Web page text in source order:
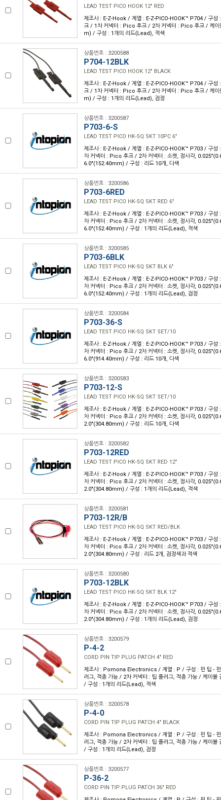
LEAD TEST PICO HOOK 12" RED
제조사 : E-Z-Hook / 계열 : E-Z-PICO-HOOK™ P704 / 구성
크 / 1차 커넥터 : Pico 후크 / 2차 커넥터 : Pico 후크 / 케
m) / 구성 : 1개의 리드(Lead), 적색
상품번호 : 3200588
P704-12BLK
LEAD TEST PICO HOOK 12" BLACK
제조사 : E-Z-Hook / 계열 : E-Z-PICO-HOOK™ P704 / 구성
크 / 1차 커넥터 : Pico 후크 / 2차 커넥터 : Pico 후크 / 케
m) / 구성 : 1개의 리드(Lead), 검정
상품번호 : 3200587
P703-6-S
LEAD TEST PICO HK-SQ SKT 10PC 6"
제조사 : E-Z-Hook / 계열 : E-Z-PICO-HOOK™ P703 / 구성
차 커넥터 : Pico 후크 / 2차 커넥터 : 소켓, 정사각,
6.0"(152.40mm) / 구성 : 리드 10개, 다색
상품번호 : 3200586
P703-6RED
LEAD TEST PICO HK-SQ SKT RED 6"
제조사 : E-Z-Hook / 계열 : E-Z-PICO-HOOK™ P703 / 구성
차 커넥터 : Pico 후크 / 2차 커넥터 : 소켓, 정사각,
6.0"(152.40mm) / 구성 : 1개의 리드(Lead), 적색
상품번호 : 3200585
P703-6BLK
LEAD TEST PICO HK-SQ SKT BLK 6"
제조사 : E-Z-Hook / 계열 : E-Z-PICO-HOOK™ P703 / 구성
차 커넥터 : Pico 후크 / 2차 커넥터 : 소켓, 정사각,
6.0"(152.40mm) / 구성 : 1개의 리드(Lead), 검정
상품번호 : 3200584
P703-36-S
LEAD TEST PICO HK-SQ SKT SET/10
제조사 : E-Z-Hook / 계열 : E-Z-PICO-HOOK™ P703 / 구성
차 커넥터 : Pico 후크 / 2차 커넥터 : 소켓, 정사각,
6.0"(914.40mm) / 구성 : 리드 10개, 다색
상품번호 : 3200583
P703-12-S
LEAD TEST PICO HK-SQ SKT SET/10
제조사 : E-Z-Hook / 계열 : E-Z-PICO-HOOK™ P703 / 구성
차 커넥터 : Pico 후크 / 2차 커넥터 : 소켓, 정사각,
2.0"(304.80mm) / 구성 : 리드 10개, 다색
상품번호 : 3200582
P703-12RED
LEAD TEST PICO HK-SQ SKT RED 12"
제조사 : E-Z-Hook / 계열 : E-Z-PICO-HOOK™ P703 / 구성
차 커넥터 : Pico 후크 / 2차 커넥터 : 소켓, 정사각,
2.0"(304.80mm) / 구성 : 1개의 리드(Lead), 적색
상품번호 : 3200581
P703-12R/B
LEAD TEST PICO HK-SQ SKT RED/BLK
제조사 : E-Z-Hook / 계열 : E-Z-PICO-HOOK™ P703 / 구성
차 커넥터 : Pico 후크 / 2차 커넥터 : 소켓, 정사각,
2.0"(304.80mm) / 구성 : 리드 2개, 검정색과 적색
상품번호 : 3200580
P703-12BLK
LEAD TEST PICO HK-SQ SKT BLK 12"
제조사 : E-Z-Hook / 계열 : E-Z-PICO-HOOK™ P703 / 구성
차 커넥터 : Pico 후크 / 2차 커넥터 : 소켓, 정사각,
2.0"(304.80mm) / 구성 : 1개의 리드(Lead), 검정
상품번호 : 3200579
P-4-2
CORD PIN TIP PLUG PATCH 4" RED
제조사 : Pomona Electronics / 계열 : P / 구성 : 핀 팁 - 핀
러그, 적층 가능 / 2차 커넥터 : 팁 플러그, 적층 가능 / 케이
/ 구성 : 1개의 리드(Lead), 적색
상품번호 : 3200578
P-4-0
CORD PIN TIP PLUG PATCH 4" BLACK
제조사 : Pomona Electronics / 계열 : P / 구성 : 핀 팁 - 핀
러그, 적층 가능 / 2차 커넥터 : 팁 플러그, 적층 가능 / 케이
/ 구성 : 1개의 리드(Lead), 검정
상품번호 : 3200577
P-36-2
CORD PIN TIP PLUG PATCH 36" RED